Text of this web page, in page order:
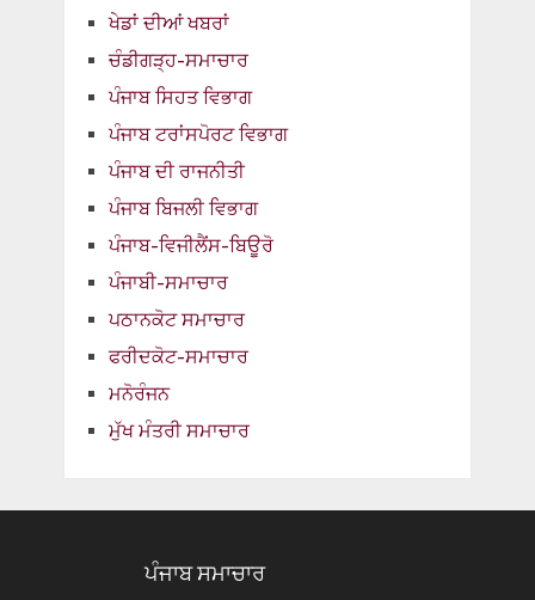
ਖੇਡਾਂ ਦੀਆਂ ਖਬਰਾਂ
ਚੰਡੀਗੜ੍ਹ-ਸਮਾਚਾਰ
ਪੰਜਾਬ ਸਿਹਤ ਵਿਭਾਗ
ਪੰਜਾਬ ਟਰਾਂਸਪੋਰਟ ਵਿਭਾਗ
ਪੰਜਾਬ ਦੀ ਰਾਜਨੀਤੀ
ਪੰਜਾਬ ਬਿਜਲੀ ਵਿਭਾਗ
ਪੰਜਾਬ-ਵਿਜੀਲੈਂਸ-ਬਿਊਰੋ
ਪੰਜਾਬੀ-ਸਮਾਚਾਰ
ਪਠਾਨਕੋਟ ਸਮਾਚਾਰ
ਫਰੀਦਕੋਟ-ਸਮਾਚਾਰ
ਮਨੋਰੰਜਨ
ਮੁੱਖ ਮੰਤਰੀ ਸਮਾਚਾਰ
ਪੰਜਾਬ ਸਮਾਚਾਰ